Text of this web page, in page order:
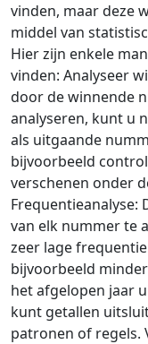
vinden, maar deze
middel van
Hier zijn enkele
vinden: Analyseer
door de winnende
analyseren, kunt u
als uitgaande
bijvoorbeeld
verschenen onder
Frequentieanalyse:
van elk nummer te
zeer lage
bijvoorbeeld
het afgelopen jaar
kunt getallen
patronen of regels.